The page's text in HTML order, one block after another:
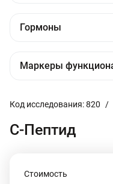
Код исследования: 820 /
С-Пептид
Стоимость